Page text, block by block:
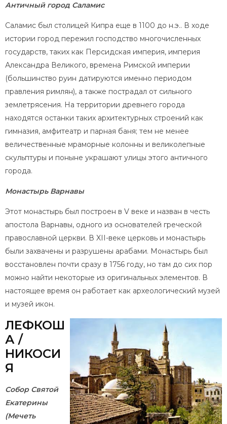
Античный город Саламис
Саламис был столицей Кипра еще в 1100 до н.э.. В ходе
истории город пережил господство многочисленных
государств, таких как Персидская империя, империя
Александра Великого, времена Римской империи
(большинство руин датируются именно периодом
правления римлян), а также пострадал от сильного
землетрясения. На территории древнего города
находятся останки таких архитектурных строений как
гимназия, амфитеатр и парная баня; тем не менее
величественные мраморные колонны и великолепные
скульптуры и поныне украшают улицы этого античного
города.
Монастырь Варнавы
Этот монастырь был построен в V веке и назван в честь
апостола Варнавы, одного из основателей греческой
православной церкви. В XII-веке церковь и монастырь
были захвачены и разрушены арабами. Монастырь был
восстановлен почти сразу в 1756 году, но там до сих пор
можно найти некоторые из оригинальных элементов. В
настоящее время он работает как археологический музей
и музей икон.
ЛЕФКОШ
А /
НИКОСИ
Я
Собор Святой
Екатерины
(Мечеть